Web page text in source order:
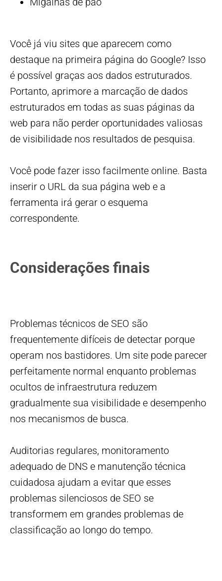
Você já viu sites que aparecem como
destaque na primeira página do Google? Isso
é possível graças aos dados estruturados.
Portanto, aprimore a marcação de dados
estruturados em todas as suas páginas da
web para não perder oportunidades valiosas
de visibilidade nos resultados de pesquisa.
Você pode fazer isso facilmente online. Basta
inserir o URL da sua página web e a
ferramenta irá gerar o esquema
correspondente.
Considerações finais
Problemas técnicos de SEO são
frequentemente difíceis de detectar porque
operam nos bastidores. Um site pode parecer
perfeitamente normal enquanto problemas
ocultos de infraestrutura reduzem
gradualmente sua visibilidade e desempenho
nos mecanismos de busca.
Auditorias regulares, monitoramento
adequado de DNS e manutenção técnica
cuidadosa ajudam a evitar que esses
problemas silenciosos de SEO se
transformem em grandes problemas de
classificação ao longo do tempo.